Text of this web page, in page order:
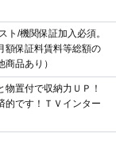
ト/機関保証加入必須。
額保証料賃料等総額の
品あり）
置付で収納力ＵＰ！
的です！ＴＶインター